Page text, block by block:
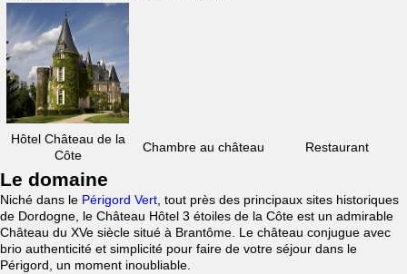
Hôtel Château de la
Côte
Chambre au château Restaurant
Le domaine
Niché dans le Périgord Vert , tout près des principaux sites historiques
de Dordogne, le Château Hôtel 3 étoiles de la Côte est un admirable
Château du XVe siècle situé à Brantôme. Le château conjugue avec
brio authenticité et simplicité pour faire de votre séjour dans le
Périgord, un moment inoubliable.